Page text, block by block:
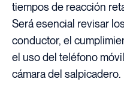
tiempos de reacción
Será esencial revisar
conductor, el
el uso del teléfono
cámara del salpicadero.